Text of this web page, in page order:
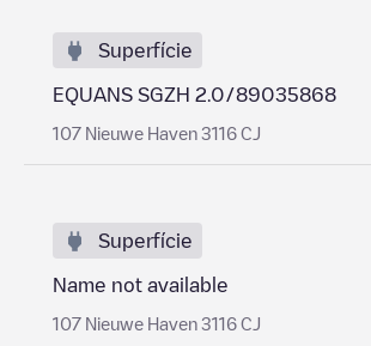
Superfície
EQUANS SGZH 2.0/89035868
107 Nieuwe Haven 3116 CJ
Superfície
Name not available
107 Nieuwe Haven 3116 CJ